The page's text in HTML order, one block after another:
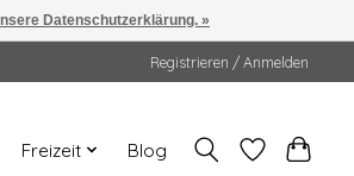
Registrieren / Anmelden
Freizeit Blog
Datenschutzerklärung. »